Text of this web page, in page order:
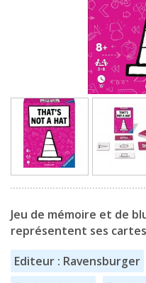
Jeu de mémoire et de
représentent ses
Editeur : Ravensburger